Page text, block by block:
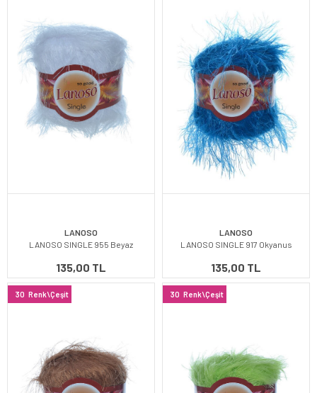
LANOSO
LANOSO SINGLE 955 Beyaz
135,00 TL
LANOSO
LANOSO SINGLE 917 Okyanus
135,00 TL
30 Renk\Çeşit 30 Renk\Çeşit